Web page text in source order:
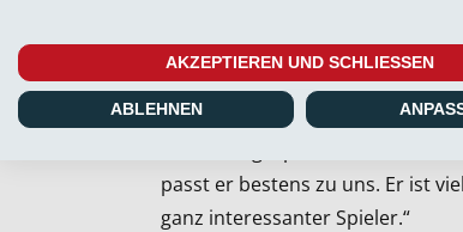
Fröhling. Er sagt: „‚Erjo‘ ist ein
ordentlichen Vita bzw. einem
Mohamed Cherif – im Ausland
Deutschland Fuß fassen. Er hat
Halbserie gespielt und dort die
passt er bestens zu uns. Er ist
ganz interessanter Spieler.“
AKZEPTIEREN UND SCHLIESSEN
ABLEHNEN